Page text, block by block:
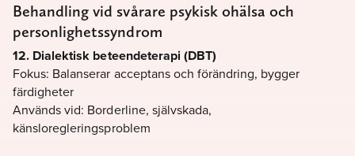
Behandling vid svårare psykisk ohälsa och
personlighetssyndrom
12. Dialektisk beteendeterapi (DBT)
Fokus: Balanserar acceptans och förändring, bygger
färdigheter
Används vid: Borderline, självskada,
känsloregleringsproblem